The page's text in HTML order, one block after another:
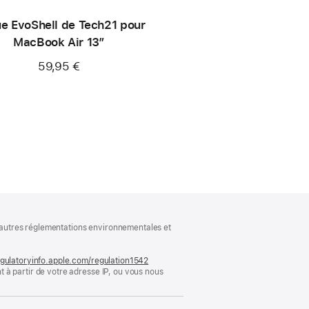
EvoShell de Tech21 pour
MacBook Air 13″
59,95 €
réglementations environnementales et
regulation1542
dans
nouvelle
partir de votre adresse IP, ou vous nous